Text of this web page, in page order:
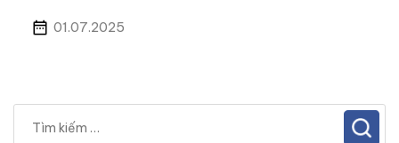
01.07.2025